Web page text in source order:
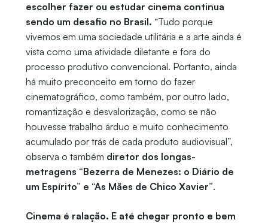
escolher fazer ou estudar cinema continua
sendo um desafio no Brasil. “Tudo porque
vivemos em uma sociedade utilitária e a arte ainda é
vista como uma atividade diletante e fora do
processo produtivo convencional. Portanto, ainda
há muito preconceito em torno do fazer
cinematográfico, como também, por outro lado,
romantização e desvalorização, como se não
houvesse trabalho árduo e muito conhecimento
acumulado por trás de cada produto audiovisual”,
observa o também diretor dos longas-
metragens “Bezerra de Menezes: o Diário de
um Espírito” e “As Mães de Chico Xavier”.
Cinema é ralação. E até chegar pronto e bem